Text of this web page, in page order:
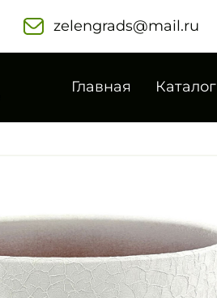
zelengrads@mail.ru
Главная Каталог